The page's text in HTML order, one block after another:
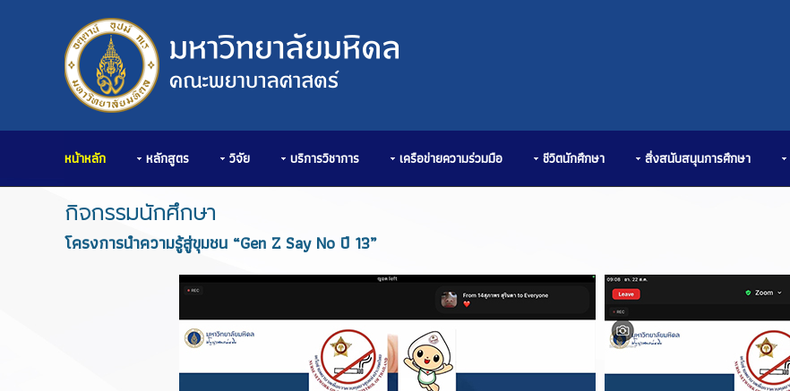
หน้าหลัก หลักสูตร วิจัย บริการวิชาการ เครือข่ายความร่วมมือ ชีวิตนักศึกษา สิ่งสนับสนุนการศึกษา
กิจกรรมนักศึกษา
โครงการนำความรู้สู่ขุมชน “Gen Z Say No ปี 13”